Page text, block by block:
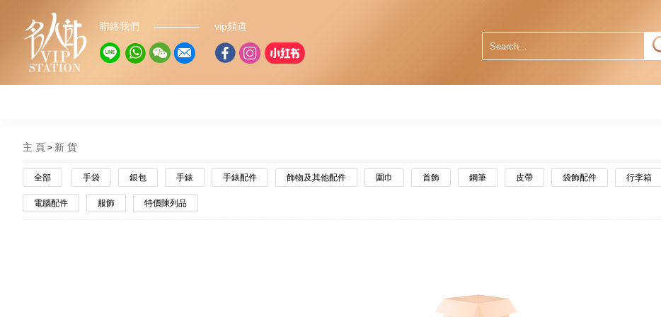
聯絡我們 vip頻道
主 頁 新 貨
全部 手袋 銀包 手錶 手錶配件 飾物及其他配件 圍巾 首飾 鋼筆 皮帶 袋飾配件 行李箱
電腦配件 服飾 特價陳列品